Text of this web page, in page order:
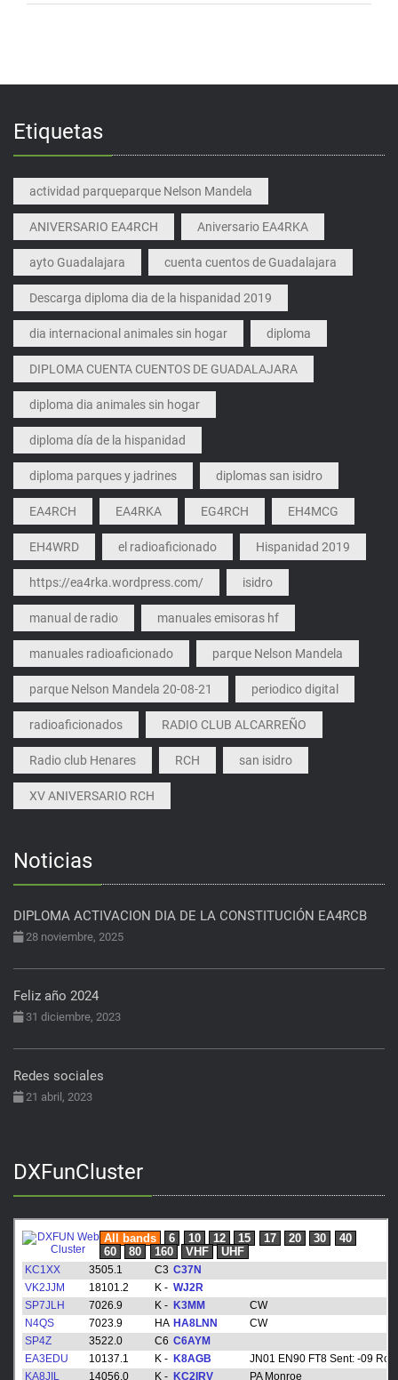
Etiquetas
actividad parqueparque Nelson Mandela
ANIVERSARIO EA4RCH Aniversario EA4RKA
ayto Guadalajara cuenta cuentos de Guadalajara
Descarga diploma dia de la hispanidad 2019
dia internacional animales sin hogar diploma
DIPLOMA CUENTA CUENTOS DE GUADALAJARA
diploma dia animales sin hogar
diploma día de la hispanidad
diploma parques y jadrines diplomas san isidro
EA4RCH EA4RKA EG4RCH EH4MCG
EH4WRD el radioaficionado Hispanidad 2019
https://ea4rka.wordpress.com/ isidro
manual de radio manuales emisoras hf
manuales radioaficionado parque Nelson Mandela
parque Nelson Mandela 20-08-21 periodico digital
radioaficionados RADIO CLUB ALCARREÑO
Radio club Henares RCH san isidro
XV ANIVERSARIO RCH
Noticias
DIPLOMA ACTIVACION DIA DE LA CONSTITUCIÓN EA4RCB
28 noviembre, 2025
Feliz año 2024
31 diciembre, 2023
Redes sociales
21 abril, 2023
DXFunCluster